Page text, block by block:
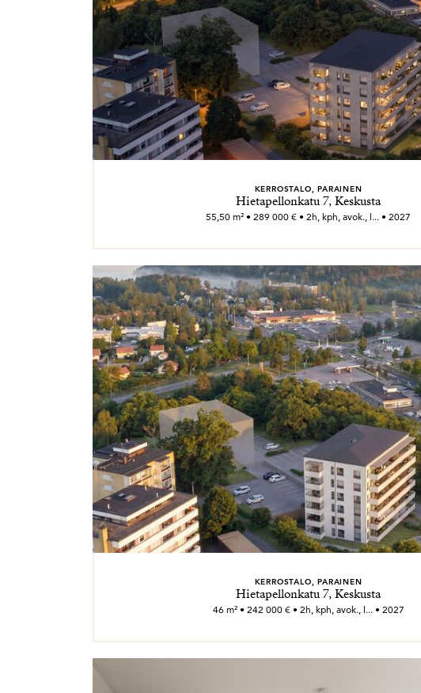
KERROSTALO, PARAINEN
Hietapellonkatu 7, Keskusta
55,50 m² • 289 000 € • 2h, kph, avok., l... • 2027
KERROSTALO, PARAINEN
Hietapellonkatu 7, Keskusta
46 m² • 242 000 € • 2h, kph, avok., l... • 2027